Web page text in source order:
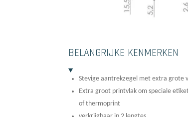
BELANGRIJKE KENMERKEN
Stevige aantrekzegel met extra grote
Extra groot printvlak om speciale
of thermoprint